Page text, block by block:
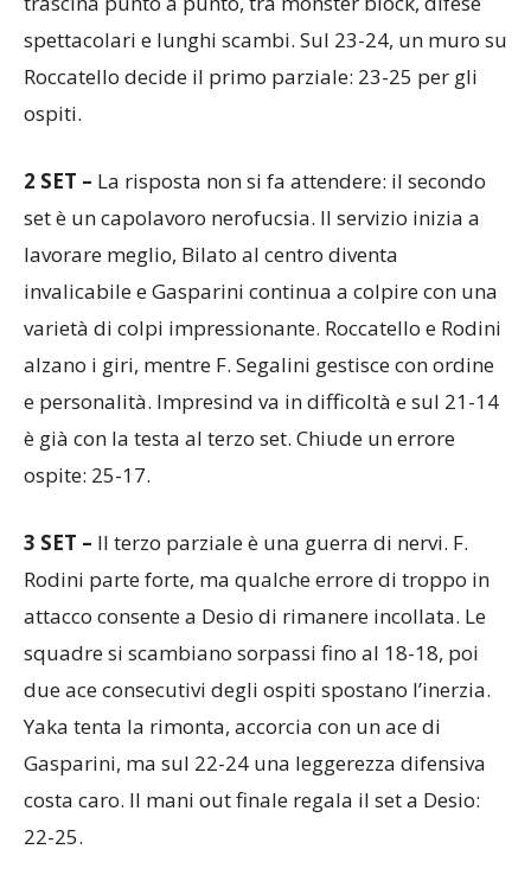
trascina punto a punto, tra monster block, difese
spettacolari e lunghi scambi. Sul 23-24, un muro su
Roccatello decide il primo parziale: 23-25 per gli
ospiti.
La risposta non si fa attendere: il secondo
set è un capolavoro nerofucsia. Il servizio inizia a
lavorare meglio, Bilato al centro diventa
invalicabile e Gasparini continua a colpire con una
varietà di colpi impressionante. Roccatello e Rodini
alzano i giri, mentre F. Segalini gestisce con ordine
e personalità. Impresind va in difficoltà e sul 21-14
è già con la testa al terzo set. Chiude un errore
ospite: 25-17.
Il terzo parziale è una guerra di nervi. F.
Rodini parte forte, ma qualche errore di troppo in
squadre si scambiano sorpassi fino al 18-18, poi
due ace consecutivi degli ospiti spostano l’inerzia.
Gasparini, ma sul 22-24 una leggerezza difensiva
costa caro. Il mani out finale regala il set a Desio: